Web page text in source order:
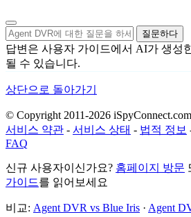
질문하다
답변은 사용자 가이드에서 AI가 생성
될 수 있습니다.
상단으로 돌아가기
© Copyright 2011-2026
서비스 약관 - 서비스 상태 - 법적 정보
FAQ
신규 사용자이신가요? 홈페이지 방문
가이드를 읽어보세요
비교: Agent DVR vs Blue Iris · Agent